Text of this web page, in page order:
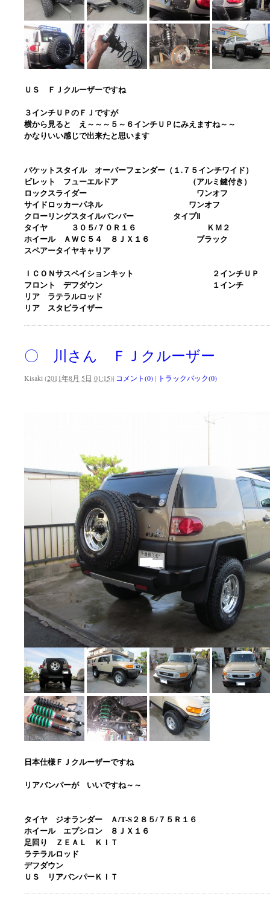
ＵＳ ＦＪクルーザーですね
３インチＵＰのＦＪですが
横から見ると え～～～５～６インチＵＰにみえますね～～
かなりいい感じで出来たと思います
パケットスタイル オーバーフェンダー（１.７５インチワイド）
ビレット フューエルドア （アルミ鍵付き）
ロックスライダー ワンオフ
サイドロッカーパネル ワンオフ
クローリングスタイルバンパー タイプⅡ
タイヤ ３０５/７０Ｒ１６ ＫＭ２
ホイール ＡＷＣ５４ ８ＪＸ１６ ブラック
スペアータイヤキャリア
ＩＣＯＮサスペイションキット ２インチＵＰ
フロント デフダウン １インチ
リア ラテラルロッド
リア スタビライザー
〇 川さん ＦＪクルーザー
Kisaki (2011年8月 5日 01:15)| コメント(0)| トラックバック(0)
日本仕様ＦＪクルーザーですね
リアバンパーが いいですね～～
タイヤ ジオランダー Ａ/T-S２８５/７５Ｒ１６
ホイール エプシロン ８ＪＸ１６
足回り ＺＥＡＬ ＫＩＴ
ラテラルロッド
デフダウン
ＵＳ リアバンパーＫＩＴ